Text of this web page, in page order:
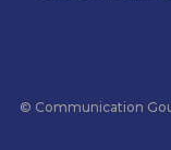
© Communication